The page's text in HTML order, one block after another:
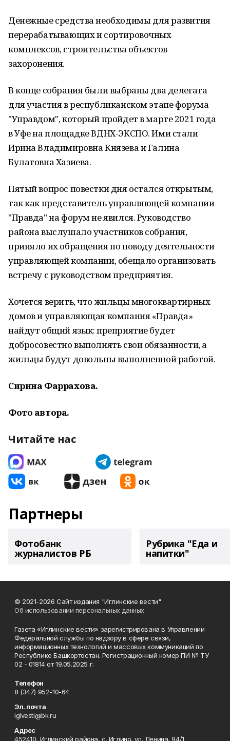
Денежные средства необходимы для развития
перерабатывающих и сортировочных
комплексов, строительства объектов
захоронения.
В конце собрания были выбраны два делегата
для участия в республиканском этапе форума
"Управдом", который пройдет в марте 2021 года
в Уфе на площадке ВДНХ-ЭКСПО. Ими стали
Ирина Владимировна Князева и Галина
Булатовна Хазиева.
Пятый вопрос повестки дня остался открытым,
так как представитель управляющей компании
"Правда" на форум не явился. Руководство
района выслушало участников собрания,
приняло их обращения по поводу деятельности
управляющей компании, обещало организовать
встречу с руководством предприятия.
Хочется верить, что жильцы многоквартирных
домов и управляющая компания «Правда»
найдут общий язык: преприятие будет
добросовестно выполнять свои обязанности, а
жильцы будут довольны выполненной работой.
Сирина Фаррахова.
Фото автора.
Читайте нас
Партнеры
Фотобанк
журналистов РБ
Рубрика "Еда и
напитки"
© 2021-2026 Сайт издания "Иглинские вести"
Об использовании персональных данных
Газета «Иглинские вести» зарегистрирована в Управлении
Федеральной службы по надзору в сфере связи,
информационных технологий и массовых коммуникаций по
Республике Башкортостан. Регистрационный номер ПИ № ТУ
02 - 01814 от 19.05.2025 г.
Телефон
8 (347) 952-10-64
Эл. почта
iglvesti@bk.ru
Адрес
452410, Иглинский района, с. Иглино, ул. Ленина, 94/1